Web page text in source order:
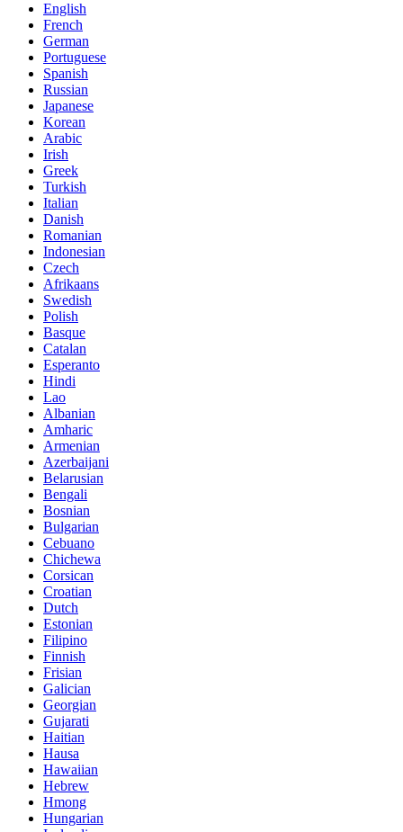
English
French
German
Portuguese
Spanish
Russian
Japanese
Korean
Arabic
Irish
Greek
Turkish
Italian
Danish
Romanian
Indonesian
Czech
Afrikaans
Swedish
Polish
Basque
Catalan
Esperanto
Hindi
Lao
Albanian
Amharic
Armenian
Azerbaijani
Belarusian
Bengali
Bosnian
Bulgarian
Cebuano
Chichewa
Corsican
Croatian
Dutch
Estonian
Filipino
Finnish
Frisian
Galician
Georgian
Gujarati
Haitian
Hausa
Hawaiian
Hebrew
Hmong
Hungarian